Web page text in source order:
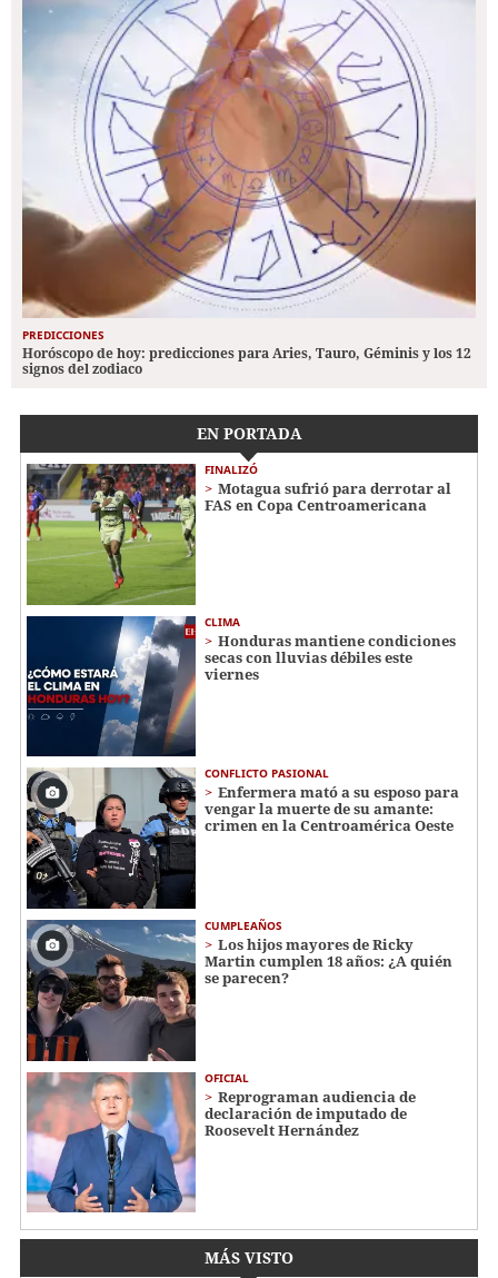
PREDICCIONES
Horóscopo de hoy: predicciones para Aries, Tauro, Géminis y los 12
signos del zodiaco
EN PORTADA
FINALIZÓ
Motagua sufrió para derrotar al
FAS en Copa Centroamericana
CLIMA
Honduras mantiene condiciones
secas con lluvias débiles este
viernes
CONFLICTO PASIONAL
Enfermera mató a su esposo para
vengar la muerte de su amante:
crimen en la Centroamérica Oeste
CUMPLEAÑOS
Los hijos mayores de Ricky
Martin cumplen 18 años: ¿A quién
se parecen?
OFICIAL
Reprograman audiencia de
declaración de imputado de
Roosevelt Hernández
MÁS VISTO